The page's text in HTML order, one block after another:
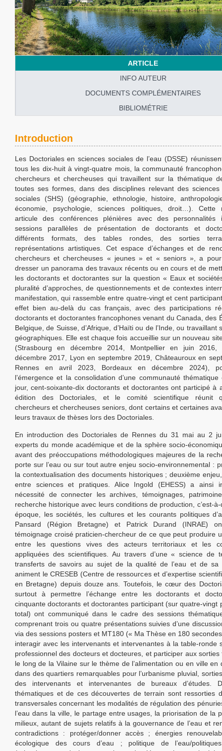
ARTICLE
INFO AUTEUR
DOCUMENTS COMPLÉMENTAIRES
BIBLIOMÉTRIE
Introduction
Les Doctoriales en sciences sociales de l’eau (DSSE)
tous les dix-huit à vingt-quatre mois, la communauté
chercheurs et chercheuses qui travaillent sur la thématique
toutes ses formes, dans des disciplines relevant des
sociales (SHS) (géographie, ethnologie, histoire,
économie, psychologie, sciences politiques, droit…). Cette
articule des conférences plénières avec des personnalités
sessions parallèles de présentation de doctorants et
différents formats, des tables rondes, des sorties
représentations artistiques. Cet espace d’échanges et de
chercheurs et chercheuses « jeunes » et « seniors », a
dresser un panorama des travaux récents ou en cours et de
les doctorants et doctorantes sur la question « Eaux et
pluralité d’approches, de questionnements et de contextes
manifestation, qui rassemble entre quatre-vingt et cent
effet bien au-delà du cas français, avec des participations
doctorants et doctorantes francophones venant du Canada, des
Belgique, de Suisse, d’Afrique, d’Haïti ou de l’Inde, ou travaillant
géographiques. Elle est chaque fois accueillie sur un nouveau
(Strasbourg en décembre 2014, Montpellier en juin 2016,
décembre 2017, Lyon en septembre 2019, Châteauroux en
Rennes en avril 2023, Bordeaux en décembre 2024),
l’émergence et la consolidation d’une communauté
jour, cent-soixante-dix doctorants et doctorantes ont participé à
édition des Doctoriales, et le comité scientifique réunit
chercheurs et chercheuses seniors, dont certains et certaines
leurs travaux de thèses lors des Doctoriales.
En introduction des Doctoriales de Rennes du 31 mai au 2
experts du monde académique et de la sphère socio-
avant des préoccupations méthodologiques majeures de la
porte sur l’eau ou sur tout autre enjeu socio-environnemental :
la contextualisation des documents historiques ; deuxième
entre sciences et pratiques. Alice Ingold (EHESS) a ainsi
nécessité de connecter les archives, témoignages,
recherche historique avec leurs conditions de production, c’est-
époque, les sociétés, les cultures et les courants politiques
Pansard (Région Bretagne) et Patrick Durand (INRAE)
témoignage croisé praticien-chercheur de ce que peut produire
entre les questions vives des acteurs territoriaux et les
appliquées des scientifiques. Au travers d’une « science de
transferts de savoirs au sujet de la qualité de l’eau et de sa
animent le CRESEB (Centre de ressources et d’expertise
en Bretagne) depuis douze ans. Toutefois, le cœur des
surtout à permettre l’échange entre les doctorants et
cinquante doctorants et doctorantes participant (sur quatre-vingt
total) ont communiqué dans le cadre des sessions
comprenant trois ou quatre présentations suivies d’une
via des sessions posters et MT180 (« Ma Thèse en 180
interagir avec les intervenants et intervenantes à la table-ronde
professionnel des docteurs et docteures, et participer aux
le long de la Vilaine sur le thème de l’alimentation ou en ville en
dans des quartiers remarquables pour l’urbanisme pluvial,
des intervenants et intervenantes de bureaux d’études.
thématiques et de ces découvertes de terrain sont ressorties
transversales concernant les modalités de régulation des
l’eau dans la ville, le partage entre usages, la priorisation de la
milieux, autant de sujets relatifs à la gouvernance de l’eau et
contradictions : protéger/donner accès ; énergies
écologique des cours d’eau ; politique de l’eau/